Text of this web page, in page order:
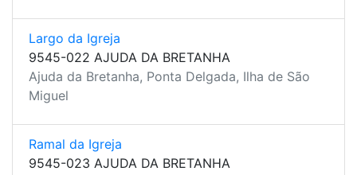
Largo da Igreja
9545-022 AJUDA DA BRETANHA
Ajuda da Bretanha, Ponta Delgada, Ilha de São
Miguel
Ramal da Igreja
9545-023 AJUDA DA BRETANHA